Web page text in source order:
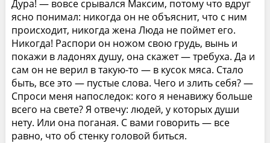
Дура! — вовсе срывался Максим, потому что вдруг
ясно понимал: никогда он не объяснит, что с ним
происходит, никогда жена Люда не поймет его.
Никогда! Распори он ножом свою грудь, вынь и
покажи в ладонях душу, она скажет — требуха. Да и
сам он не верил в такую-то — в кусок мяса. Стало
быть, все это — пустые слова. Чего и злить себя? —
Спроси меня напоследок: кого я ненавижу больше
всего на свете? Я отвечу: людей, у которых души
нету. Или она поганая. С вами говорить — все
равно, что об стенку головой биться.